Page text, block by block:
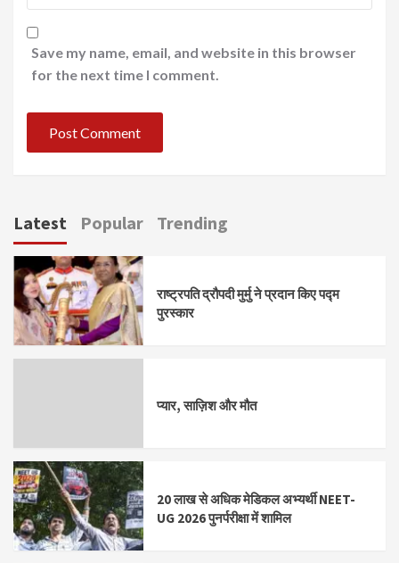
Save my name, email, and website in this browser
for the next time I comment.
Latest Popular Trending
राष्ट्रपति द्रौपदी मुर्मु ने प्रदान किए पद्म
पुरस्कार
प्यार, साज़िश और मौत
20 लाख से अधिक मेडिकल अभ्यर्थी NEET-
UG 2026 पुनर्परीक्षा में शामिल